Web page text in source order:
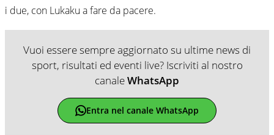
i due, con Lukaku a fare da pacere.
Vuoi essere sempre aggiornato su ultime news di
sport, risultati ed eventi live? Iscriviti al nostro
canaleWhatsApp
Entra nel canale WhatsApp